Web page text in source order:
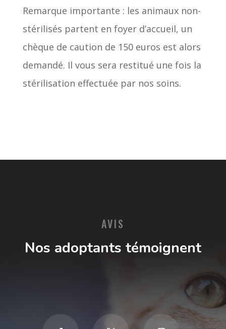
Remarque importante : les animaux non-
stérilisés partent en foyer d’accueil, un
chèque de caution de 150 euros est alors
demandé. Il vous sera restitué une fois la
stérilisation effectuée par nos soins.
AVIS
Nos adoptants témoignent